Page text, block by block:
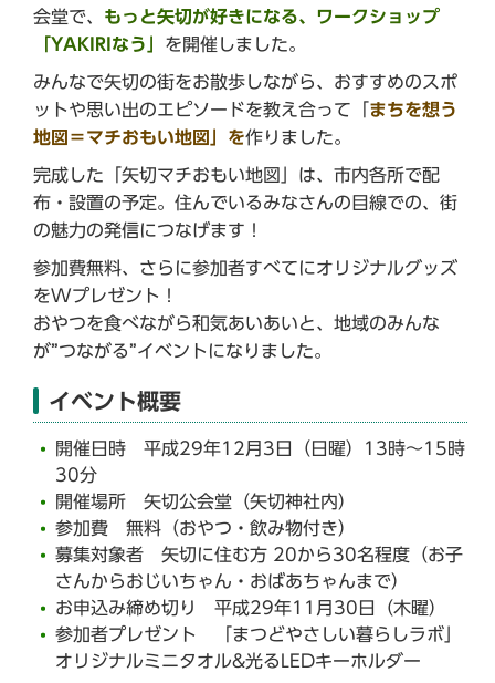
会堂で、 もっと矢切が好きになる、ワークショップ
「YAKIRIなう」 を開催しました。
みんなで矢切の街をお散歩しながら、おすすめのスポ
ットや思い出のエピソードを教え合って「 まちを想う
地図＝マチおもい地図」を作りました。
完成した「矢切マチおもい地図」は、市内各所で配
布・設置の予定。住んでいるみなさんの目線での、街
の魅力の発信につなげます！
参加費無料、さらに参加者すべてにオリジナルグッズ
をWプレゼント！
おやつを食べながら和気あいあいと、地域のみんな
が”つながる”イベントになりました。
イベント概要
開催日時 平成29年12月3日（日曜）13時～15時
30分
開催場所 矢切公会堂（矢切神社内）
参加費 無料（おやつ・飲み物付き）
募集対象者 矢切に住む方 20から30名程度（お子
さんからおじいちゃん・おばあちゃんまで）
お申込み締め切り 平成29年11月30日（木曜）
参加者プレゼント 「まつどやさしい暮らしラボ」
オリジナルミニタオル&光るLEDキーホルダー